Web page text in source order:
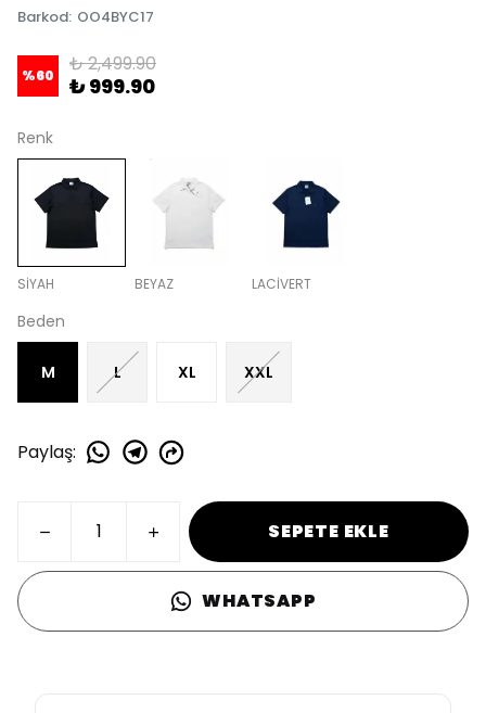
Barkod: OO4BYC17
%60 ₺ 2,499.90
₺ 999.90
Renk
SİYAH BEYAZ LACİVERT
Beden
M L XL XXL
Paylaş:
SEPETE EKLE
WHATSAPP